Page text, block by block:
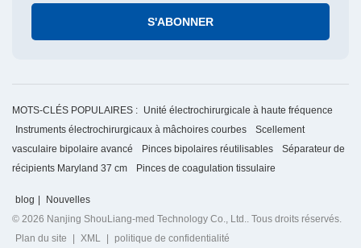
MOTS-CLÉS POPULAIRES : Unité électrochirurgicale à haute fréquence
Instruments électrochirurgicaux à mâchoires courbes
Scellement
vasculaire bipolaire avancé
Pinces bipolaires réutilisables
Séparateur de
récipients Maryland 37 cm
Pinces de coagulation tissulaire
blog |
Nouvelles
© 2026 Nanjing ShouLiang-med Technology Co., Ltd.. Tous droits réservés.
Plan du site
| XML | politique de confidentialité